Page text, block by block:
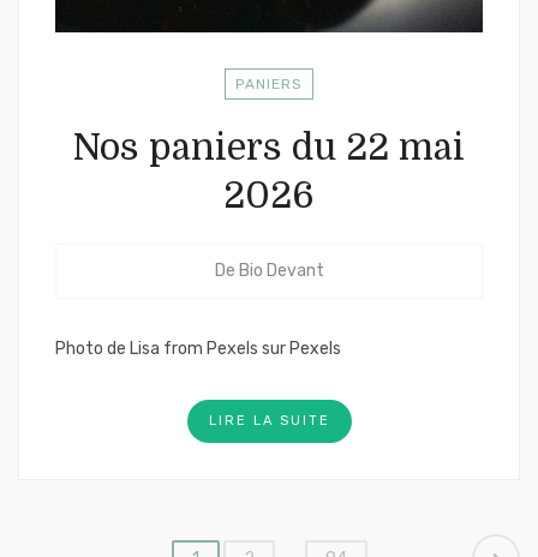
PANIERS
Nos paniers du 22 mai
2026
De Bio Devant
Photo de Lisa from Pexels sur Pexels
LIRE LA SUITE